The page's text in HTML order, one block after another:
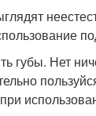
губы. Нет